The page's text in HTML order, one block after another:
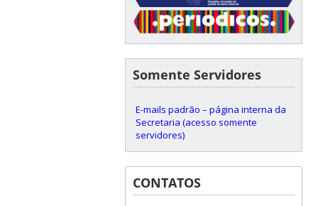
Somente Servidores
E-mails padrão – página interna da
Secretaria (acesso somente
servidores)
CONTATOS